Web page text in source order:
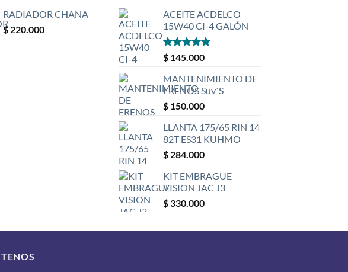
RADIADOR CHANA
$ 220.000
ACEITE ACDELCO
15W40 CI-4 GALÓN
Valorado
con
$ 145.000
MANTENIMIENTO DE
FRENOS Suv´S
$ 150.000
LLANTA 175/65 RIN 14
82T ES31 KUHMO
$ 284.000
KIT EMBRAGUE
VISION JAC J3
$ 330.000